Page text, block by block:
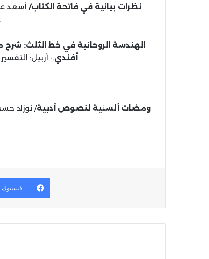
نظرات بيانية في فاتحة الكتاب/
الهندسة الروحانية في خط الثلث:
أفندي.- أربيل: التفسير للطبع
ومضات ألسنية لنصوص أدبية
فيسبوك